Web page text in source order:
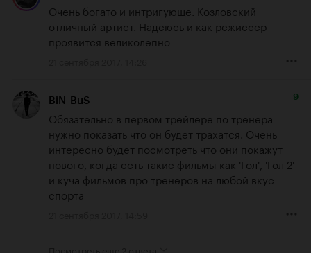
Очень богато и интригующе. Козловский
отличный артист. Надеюсь и как режиссер
проявится великолепно
BiN_BuS 9
Обязательно в первом трейлере по тренера
нужно показать что он будет трахатся. Очень
интересно будет посмотреть что они покажут
нового, когда есть такие фильмы как 'Гол', 'Гол 2'
и куча фильмов про тренеров на любой вкус
спорта